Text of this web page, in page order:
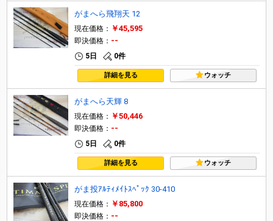
がまへら飛翔天 12
現在価格： ￥45,595
即決価格： --
5日 0件
詳細を見る ウォッチ
がまへら天輝 8
現在価格： ￥50,446
即決価格： --
5日 0件
詳細を見る ウォッチ
がま投ｱﾙﾃｨﾒｲﾄｽﾍﾟｯｸ 30-410
現在価格： ￥85,800
即決価格： --